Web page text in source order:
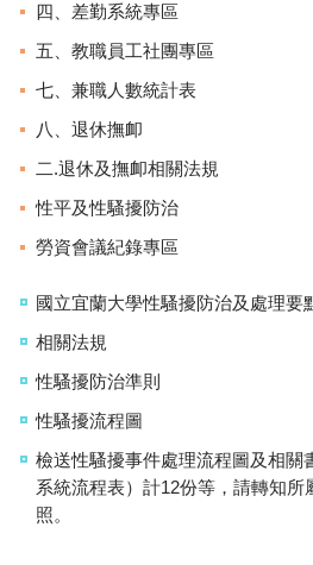
四、差勤系統專區
五、教職員工社團專區
七、兼職人數統計表
八、退休撫卹
二.退休及撫卹相關法規
性平及性騷擾防治
勞資會議紀錄專區
國立宜蘭大學性騷擾防治及處理要
相關法規
性騷擾防治準則
性騷擾流程圖
檢送性騷擾事件處理流程圖及相關
系統流程表）計12份等，請轉知所
照。